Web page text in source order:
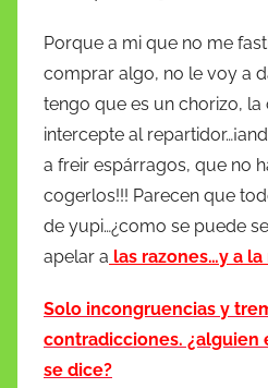
Porque a mi que no me
comprar algo, no le voy a
tengo que es un chorizo,
intercepte al
a freir espárragos, que no
cogerlos!!! Parecen que
de yupi…¿como se puede
apelar a las razones…y a
Solo incongruencias y
contradicciones. ¿alguien
se dice?